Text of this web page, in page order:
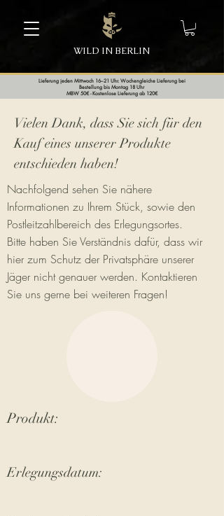
WILD IN BERLIN
Lieferung jeden Mittwoch 16–21 Uhr. Wochengleiche Lieferung bei
Bestellung bis Montag 18 Uhr
MBW 50€ - Kostenlose Lieferung ab 120€
Vielen Dank, dass Sie sich für den
Kauf eines unserer Produkte
entschieden haben!
Nachfolgend sehen Sie nähere
Informationen zu Ihrem Stück, sowie den
Postleitzahlbereich des Erlegungsortes.
Bitte haben Sie Verständnis dafür, dass wir
hier zum Schutz der Privatsphäre unserer
Jäger nicht genauer werden. Kontaktieren
Sie uns gerne bei weiteren Fragen!
Produkt:
Erlegungsdatum: